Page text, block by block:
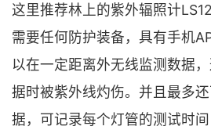
这里推荐林上的紫外辐照计
需要任何防护装备，具有手机
以在一定距离外无线监测数据
据时被紫外线灼伤。并且最多
据，可记录每个灯管的测试时